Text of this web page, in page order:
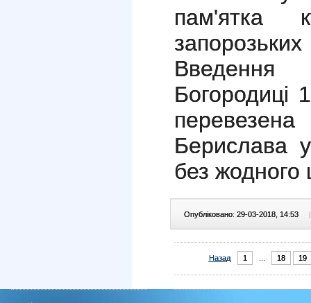
пам'ятка
Богородиці
Берислава
без жодного
Опубліковано: 29-03-2018, 14:53 |
Назад 1 18 19